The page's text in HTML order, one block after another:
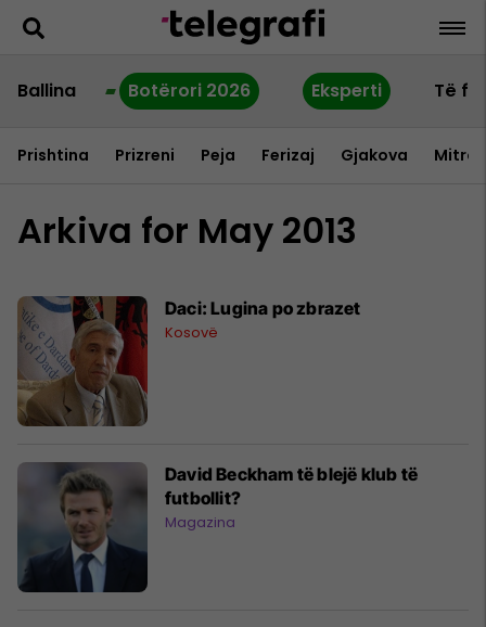
Ballina Botërori 2026 Eksperti Të
Prishtina Prizreni Peja Ferizaj Gjakova
Arkiva for May 2013
Daci: Lugina po zbrazet
Kosovë
David Beckham të blejë klub të
futbollit?
Magazina